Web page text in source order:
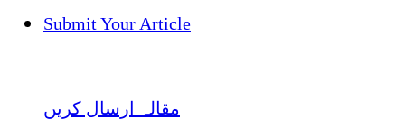
Submit Your Article
مقالہ ارسال کریں